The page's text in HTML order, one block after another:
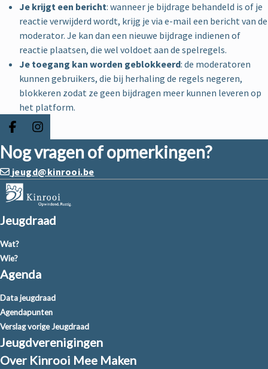
Je krijgt een bericht: wanneer je bijdrage behandeld is of je
reactie verwijderd wordt, krijg je via e-mail een bericht van de
moderator. Je kan dan een nieuwe bijdrage indienen of
reactie plaatsen, die wel voldoet aan de spelregels.
Je toegang kan worden geblokkeerd: de moderatoren
kunnen gebruikers, die bij herhaling de regels negeren,
blokkeren zodat ze geen bijdragen meer kunnen leveren op
het platform.
Deel op facebook
Deel op Instagram
Nog vragen of opmerkingen?
jeugd@kinrooi.be
Jeugdraad
Wat?
Wie?
Agenda
Data jeugdraad
Agendapunten
Verslag vorige Jeugdraad
Jeugdverenigingen
Over Kinrooi Mee Maken